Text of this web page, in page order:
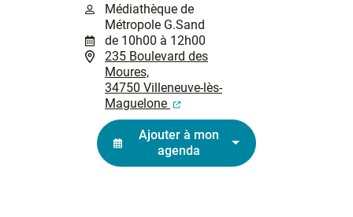
Médiathèque de
Métropole G.Sand
de 10h00 à 12h00
235 Boulevard des
Moures,
34750 Villeneuve-lès-
Maguelone
(ouverture dans un nouvel
Ajouter à mon
agenda